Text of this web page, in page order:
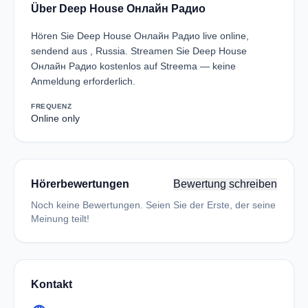
Über Deep House Онлайн Радио
Hören Sie Deep House Онлайн Радио live online,
sendend aus , Russia. Streamen Sie Deep House
Онлайн Радио kostenlos auf Streema — keine
Anmeldung erforderlich.
FREQUENZ
Online only
Hörerbewertungen Bewertung schreiben
Noch keine Bewertungen. Seien Sie der Erste, der seine
Meinung teilt!
Kontakt